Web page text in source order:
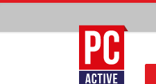
direct
naar
inhoud